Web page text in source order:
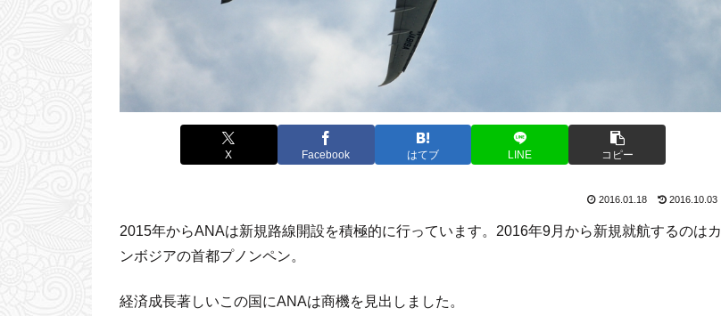
X Facebook はてブ LINE コピー
2016.01.18 2016.10.03
2015年からANAは新規路線開設を積極的に行っています。2016年9月から新規就航するのはカ
ンボジアの首都プノンペン。
経済成長著しいこの国にANAは商機を見出しました。